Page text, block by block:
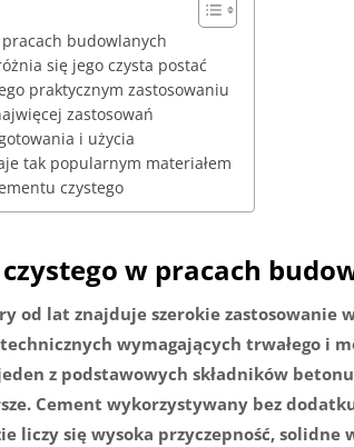
budowlanych
się jego czysta postać
praktycznym zastosowaniu
zastosowań
i użycia
tak popularnym materiałem
czystego
w pracach
od lat znajduje szerokie zastosowanie
wymagających trwałego i
z podstawowych składników
Cement wykorzystywany bez
liczy się wysoka przyczepność, solidne